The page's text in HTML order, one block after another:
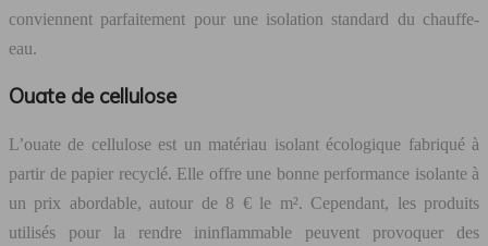
conviennent parfaitement pour une isolation standard du chauffe-
eau.
Ouate de cellulose
L’ouate de cellulose est un matériau isolant écologique fabriqué à
partir de papier recyclé. Elle offre une bonne performance isolante à
un prix abordable, autour de 8 € le m². Cependant, les produits
utilisés pour la rendre ininflammable peuvent provoquer des